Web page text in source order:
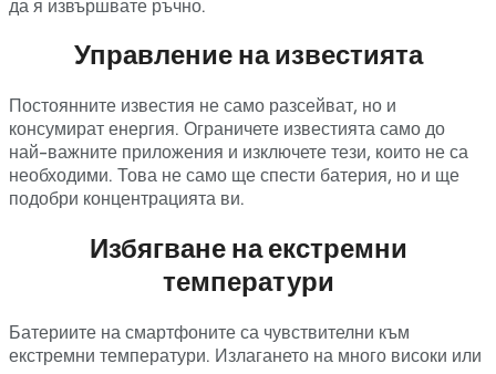
да я извършвате ръчно.
Управление на известията
Постоянните известия не само разсейват, но и
консумират енергия. Ограничете известията само до
най-важните приложения и изключете тези, които не са
необходими. Това не само ще спести батерия, но и ще
подобри концентрацията ви.
Избягване на екстремни
температури
Батериите на смартфоните са чувствителни към
екстремни температури. Излагането на много високи или